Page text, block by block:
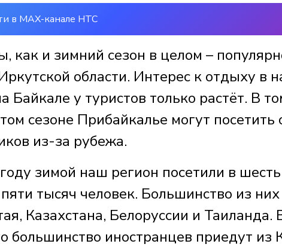
в MAX-канале НТС
как и зимний сезон в целом –
области. Интерес к отдыху в
Байкале у туристов только растёт. В
сезоне Прибайкалье могут посетить
из-за рубежа.
зимой наш регион посетили в
тысяч человек. Большинство из
Казахстана, Белоруссии и Таиланда.
большинство иностранцев приедут из